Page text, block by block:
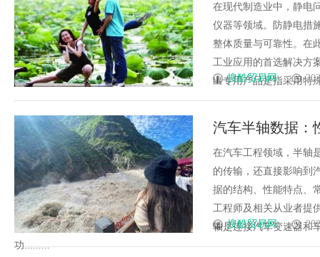
在现代制造业中，静电
仪器等领域。防静电措
整体质量与可靠性。在
工业应用的首选解决方
出专用产品是指采用特
搜酷贸易网
汽车半轴数据：
在汽车工程领域，半轴
的传输，还直接影响到
据的结构、性能特点、
工程师及相关从业者提
轴是连接汽车变速器和
功.........
搜酷贸易网